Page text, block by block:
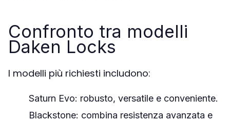
Confronto tra modelli
Daken Locks
I modelli più richiesti includono:
Saturn Evo: robusto, versatile e conveniente.
Blackstone: combina resistenza avanzata e